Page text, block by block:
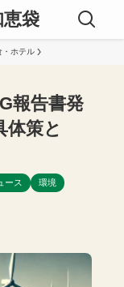
袋
・ホテル
報告書発
体策と
ース
環境